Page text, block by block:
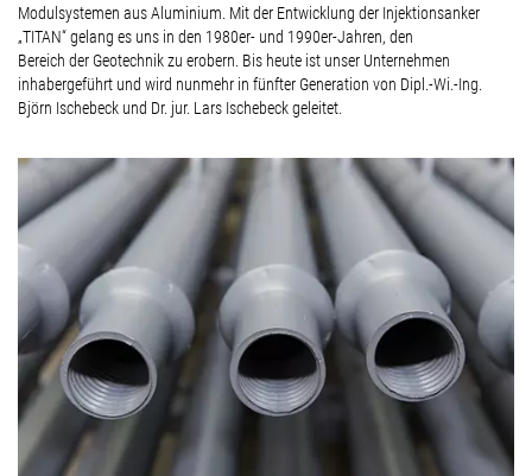
Modulsystemen aus Aluminium. Mit der Entwicklung der Injektionsanker
„TITAN“ gelang es uns in den 1980er- und 1990er-Jahren, den
Bereich der Geotechnik zu erobern. Bis heute ist unser Unternehmen
inhabergeführt und wird nunmehr in fünfter Generation von Dipl.-Wi.-Ing.
Björn Ischebeck und Dr. jur. Lars Ischebeck geleitet.